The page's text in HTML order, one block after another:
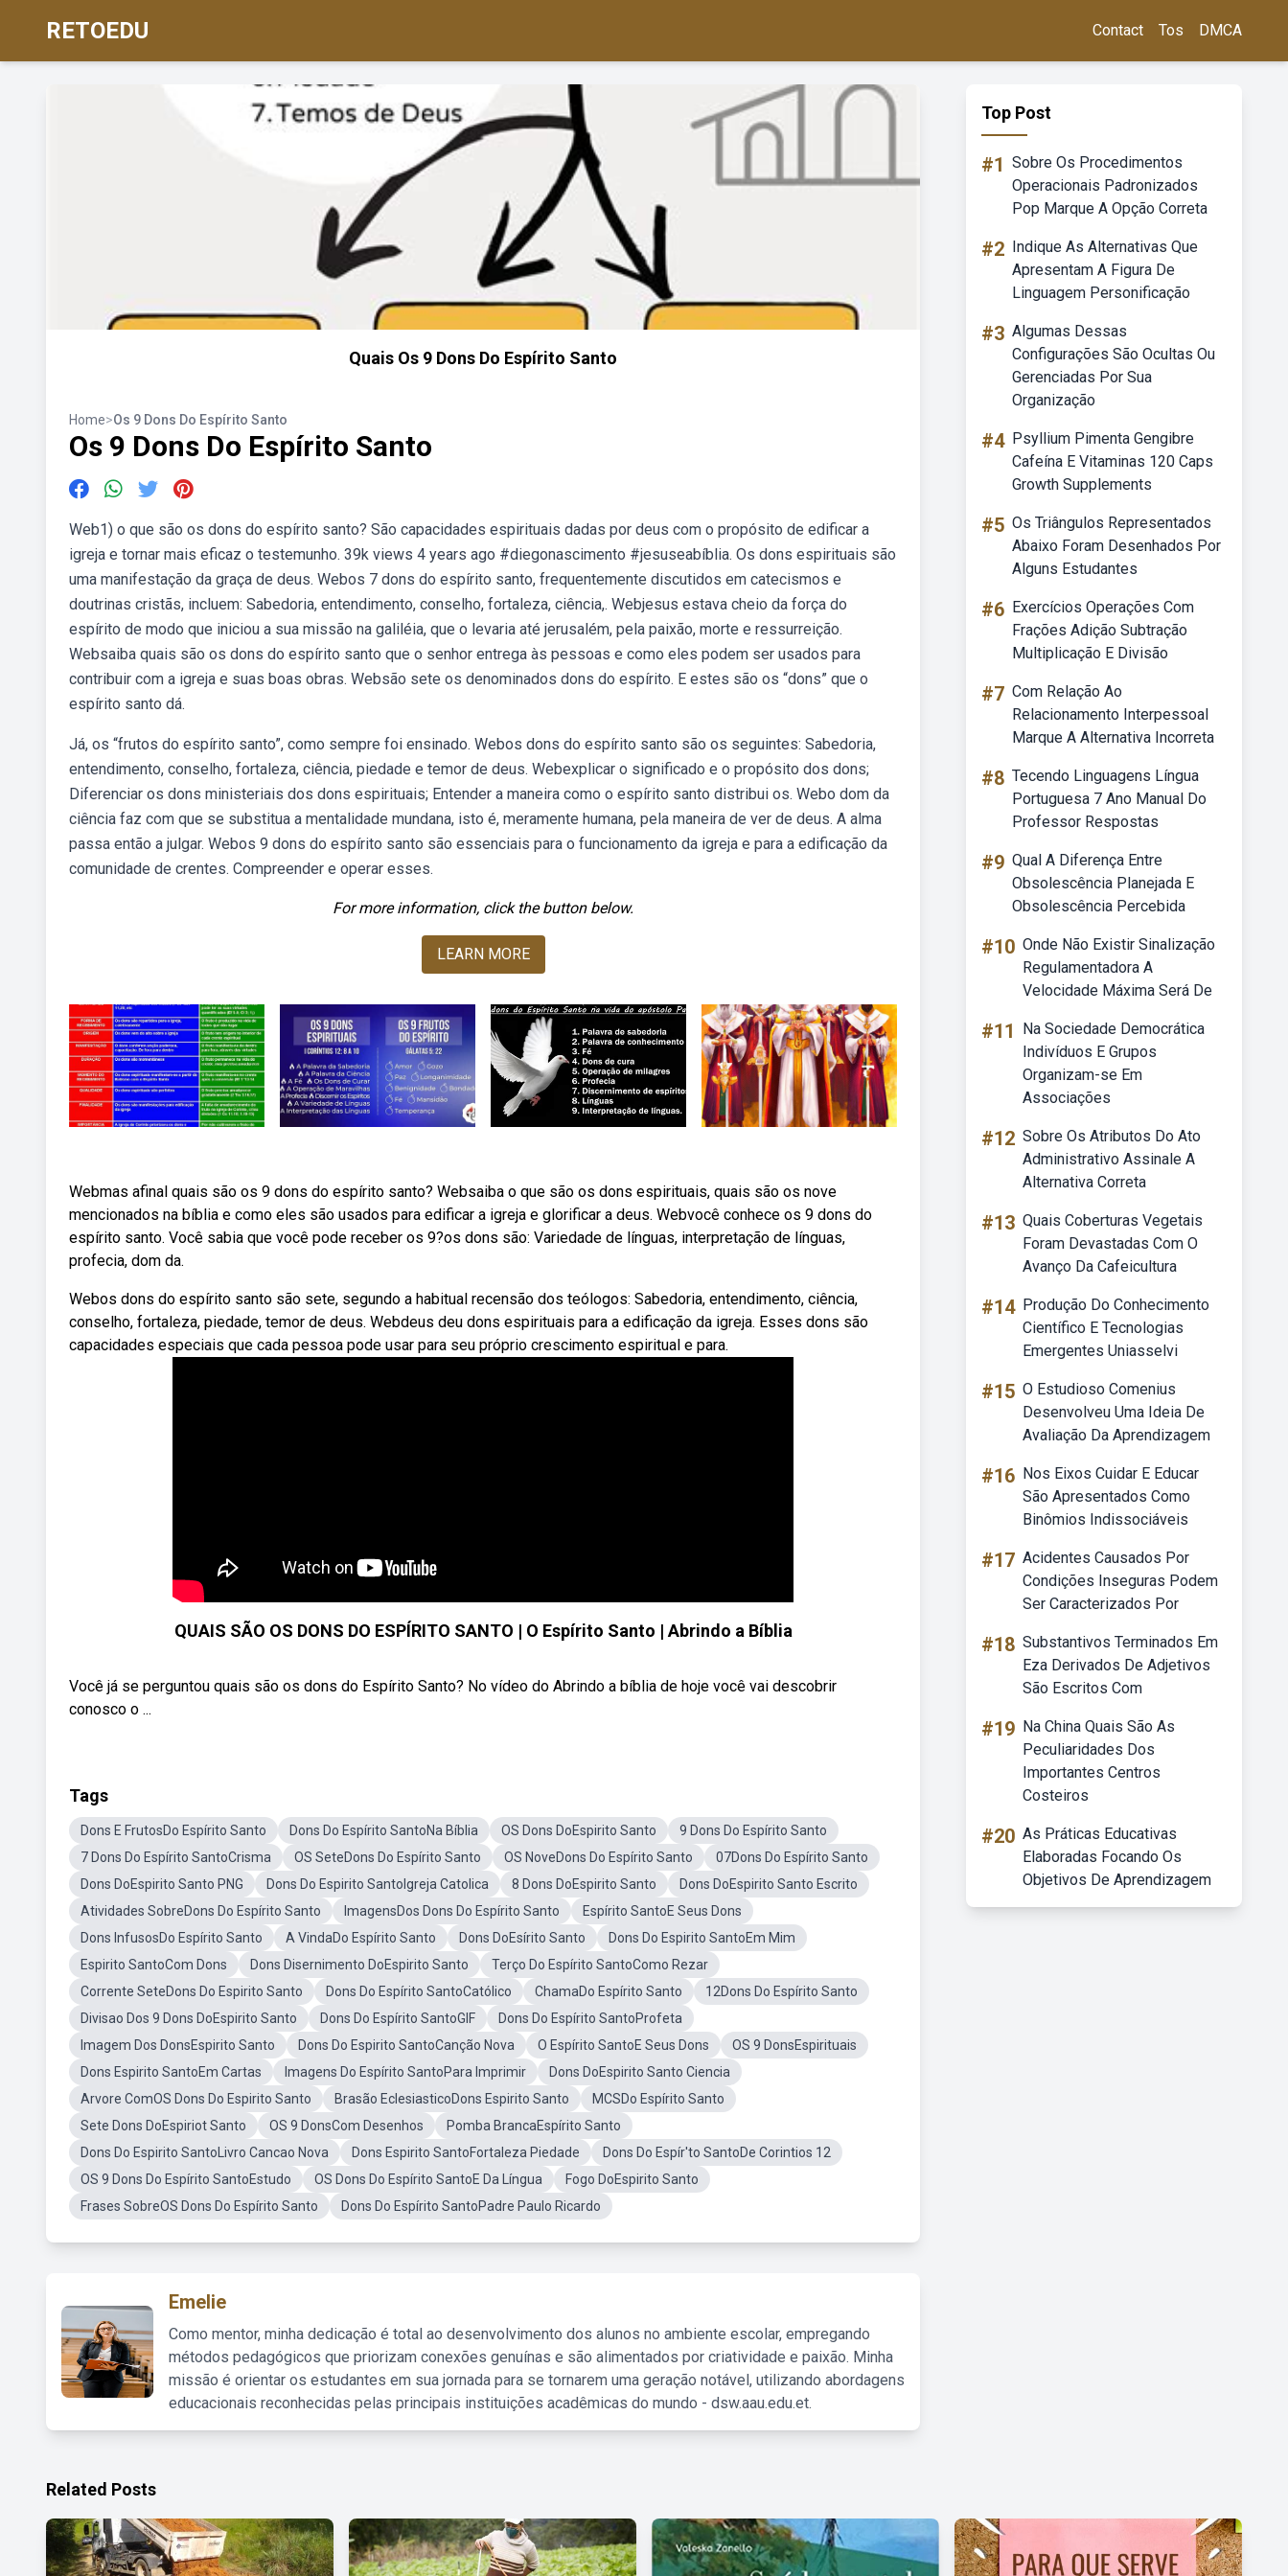
RETOEDU Contact Tos DMCA
Quais Os 9 Dons Do Espírito Santo
Home>Os 9 Dons Do Espírito Santo
Os 9 Dons Do Espírito Santo
Web1) o que são os dons do espírito santo? São capacidades espirituais dadas por deus com o propósito de edificar a
igreja e tornar mais eficaz o testemunho. 39k views 4 years ago #diegonascimento #jesuseabíblia. Os dons espirituais são
uma manifestação da graça de deus. Webos 7 dons do espírito santo, frequentemente discutidos em catecismos e
doutrinas cristãs, incluem: Sabedoria, entendimento, conselho, fortaleza, ciência,. Webjesus estava cheio da força do
espírito de modo que iniciou a sua missão na galiléia, que o levaria até jerusalém, pela paixão, morte e ressurreição.
Websaiba quais são os dons do espírito santo que o senhor entrega às pessoas e como eles podem ser usados para
contribuir com a igreja e suas boas obras. Websão sete os denominados dons do espírito. E estes são os “dons” que o
espírito santo dá.
Já, os “frutos do espírito santo”, como sempre foi ensinado. Webos dons do espírito santo são os seguintes: Sabedoria,
entendimento, conselho, fortaleza, ciência, piedade e temor de deus. Webexplicar o significado e o propósito dos dons;
Diferenciar os dons ministeriais dos dons espirituais; Entender a maneira como o espírito santo distribui os. Webo dom da
ciência faz com que se substitua a mentalidade mundana, isto é, meramente humana, pela maneira de ver de deus. A alma
passa então a julgar. Webos 9 dons do espírito santo são essenciais para o funcionamento da igreja e para a edificação da
comunidade de crentes. Compreender e operar esses.
For more information, click the button below.
LEARN MORE
Webmas afinal quais são os 9 dons do espírito santo? Websaiba o que são os dons espirituais, quais são os nove
mencionados na bíblia e como eles são usados para edificar a igreja e glorificar a deus. Webvocê conhece os 9 dons do
espírito santo. Você sabia que você pode receber os 9?os dons são: Variedade de línguas, interpretação de línguas,
profecia, dom da.
Webos dons do espírito santo são sete, segundo a habitual recensão dos teólogos: Sabedoria, entendimento, ciência,
conselho, fortaleza, pie­dade, temor de deus. Webdeus deu dons espirituais para a edificação da igreja. Esses dons são
capacidades especiais que cada pessoa pode usar para seu próprio crescimento espiritual e para.
QUAIS SÃO OS DONS DO ESPÍRITO SANTO | O Espírito Santo | Abrindo a Bíblia
Você já se perguntou quais são os dons do Espírito Santo? No vídeo do Abrindo a bíblia de hoje você vai descobrir
conosco o ...
Tags
Dons E FrutosDo Espírito Santo Dons Do Espírito SantoNa Bíblia OS Dons DoEspirito Santo
9 Dons Do Espírito Santo
7 Dons Do Espírito SantoCrisma
OS SeteDons Do Espírito Santo OS NoveDons Do Espírito Santo
07Dons Do Espírito Santo
Dons DoEspirito Santo PNG
Dons Do Espirito SantoIgreja Catolica 8 Dons DoEspirito Santo
Dons DoEspirito Santo Escrito
Atividades SobreDons Do Espírito Santo
ImagensDos Dons Do Espírito Santo
Espírito SantoE Seus Dons
Dons InfusosDo Espírito Santo
A VindaDo Espírito Santo Dons DoEsírito Santo
Dons Do Espirito SantoEm Mim
Espirito SantoCom Dons
Dons Disernimento DoEspirito Santo
Terço Do Espírito SantoComo Rezar
Corrente SeteDons Do Espirito Santo
Dons Do Espírito SantoCatólico ChamaDo Espírito Santo
12Dons Do Espírito Santo
Divisao Dos 9 Dons DoEspirito Santo
Dons Do Espírito SantoGIF
Dons Do Espírito SantoProfeta
Imagem Dos DonsEspirito Santo
Dons Do Espirito SantoCanção Nova O Espírito SantoE Seus Dons
OS 9 DonsEspirituais
Dons Espirito SantoEm Cartas
Imagens Do Espírito SantoPara Imprimir
Dons DoEspirito Santo Ciencia
Arvore ComOS Dons Do Espirito Santo
Brasão EclesiasticoDons Espirito Santo
MCSDo Espírito Santo
Sete Dons DoEspiriot Santo
OS 9 DonsCom Desenhos
Pomba BrancaEspírito Santo
Dons Do Espirito SantoLivro Cancao Nova
Dons Espirito SantoFortaleza Piedade
Dons Do Espír'to SantoDe Corintios 12
OS 9 Dons Do Espírito SantoEstudo
OS Dons Do Espírito SantoE Da Língua
Fogo DoEspirito Santo
Frases SobreOS Dons Do Espírito Santo
Dons Do Espírito SantoPadre Paulo Ricardo
Emelie
Como mentor, minha dedicação é total ao desenvolvimento dos alunos no ambiente escolar, empregando
métodos pedagógicos que priorizam conexões genuínas e são alimentados por criatividade e paixão. Minha
missão é orientar os estudantes em sua jornada para se tornarem uma geração notável, utilizando abordagens
educacionais reconhecidas pelas principais instituições acadêmicas do mundo - dsw.aau.edu.et.
Top Post
#1 Sobre Os Procedimentos
Operacionais Padronizados
Pop Marque A Opção Correta
#2 Indique As Alternativas Que
Apresentam A Figura De
Linguagem Personificação
#3 Algumas Dessas
Configurações São Ocultas Ou
Gerenciadas Por Sua
Organização
#4 Psyllium Pimenta Gengibre
Cafeína E Vitaminas 120 Caps
Growth Supplements
#5 Os Triângulos Representados
Abaixo Foram Desenhados Por
Alguns Estudantes
#6 Exercícios Operações Com
Frações Adição Subtração
Multiplicação E Divisão
#7 Com Relação Ao
Relacionamento Interpessoal
Marque A Alternativa Incorreta
#8 Tecendo Linguagens Língua
Portuguesa 7 Ano Manual Do
Professor Respostas
#9 Qual A Diferença Entre
Obsolescência Planejada E
Obsolescência Percebida
#10 Onde Não Existir Sinalização
Regulamentadora A
Velocidade Máxima Será De
#11
Na Sociedade Democrática
Indivíduos E Grupos
Organizam-se Em
Associações
#12 Sobre Os Atributos Do Ato
Administrativo Assinale A
Alternativa Correta
#13 Quais Coberturas Vegetais
Foram Devastadas Com O
Avanço Da Cafeicultura
#14 Produção Do Conhecimento
Científico E Tecnologias
Emergentes Uniasselvi
#15 O Estudioso Comenius
Desenvolveu Uma Ideia De
Avaliação Da Aprendizagem
#16 Nos Eixos Cuidar E Educar
São Apresentados Como
Binômios Indissociáveis
#17 Acidentes Causados Por
Condições Inseguras Podem
Ser Caracterizados Por
#18 Substantivos Terminados Em
Eza Derivados De Adjetivos
São Escritos Com
#19 Na China Quais São As
Peculiaridades Dos
Importantes Centros
Costeiros
#20 As Práticas Educativas
Elaboradas Focando Os
Objetivos De Aprendizagem
Related Posts